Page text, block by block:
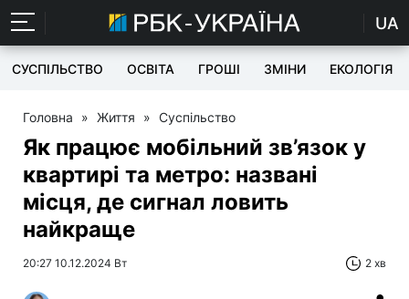
UA
СУСПІЛЬСТВО ОСВІТА ГРОШІ ЗМІНИ ЕКОЛОГІЯ
Головна » Життя » Суспільство
Як працює мобільний зв’язок у
квартирі та метро: названі
місця, де сигнал ловить
найкраще
20:27 10.12.2024 Вт 2 хв